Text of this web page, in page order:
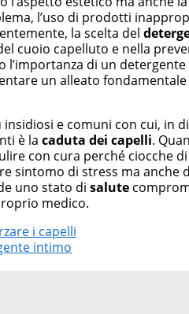
l’uso di prodotti
la scelta del
cuoio capelluto e nella
l’importanza di un
un alleato
e comuni con cui, in
è la caduta dei capelli.
con cura perché ciocche
sintomo di stress ma
uno stato di salute
medico.
i capelli
intimo